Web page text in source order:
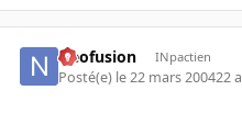
Neofusion INpactien
Posté(e) le 22 mars 200422 a